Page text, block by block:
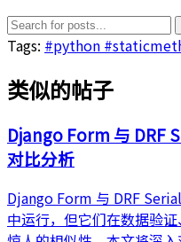
Tags: #python
类似的帖子
Django Form 与 DRF
对比分析
Django Form 与 DRF
中运行，但它们在数据验